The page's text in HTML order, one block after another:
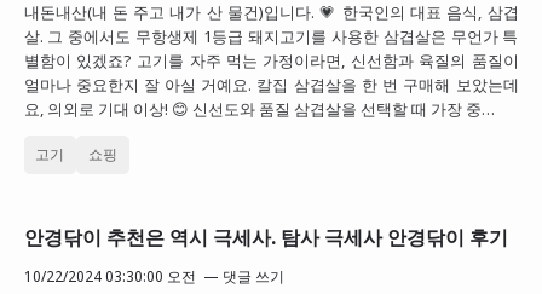
내돈내산(내 돈 주고 내가 산 물건)입니다. 💗 한국인의 대표 음식, 삼겹
살. 그 중에서도 무항생제 1등급 돼지고기를 사용한 삼겹살은 무언가 특
별함이 있겠죠? 고기를 자주 먹는 가정이라면, 신선함과 육질의 품질이
얼마나 중요한지 잘 아실 거예요. 칼집 삼겹살을 한 번 구매해 보았는데
요, 의외로 기대 이상! 😊 신선도와 품질 삼겹살을 선택할 때 가장 중…
고기 쇼핑
안경닦이 추천은 역시 극세사. 탐사 극세사 안경닦이 후기
10/22/2024 03:30:00 오전 댓글 쓰기